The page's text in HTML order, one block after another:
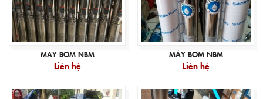
MAY BOM NBM
Liên hệ
MÁY BƠM NBM
Liên hệ